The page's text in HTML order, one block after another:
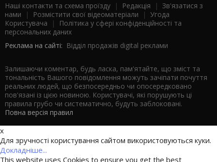
Наші контакти та схема проїзду | Редакція | Зв'язатися з
нами | Розмістити свої відеоматеріали | Угода
Користувача |
Політика у сфері конфіденційності та
персональних даних
Реклама на сайті: Відділ продажів digital реклами
Залишаючи коментар, будь ласка, пам'ятайте, що зміст та
тональність Вашого повідомлення можуть зачіпати почуття
реальних людей, що безпосередньо чи опосередковано
пов'язані із цією новиною. Користувачі, які порушують ці
правила грубо чи систематично, будуть заблоковані.
Повна версія правил
x
Для зручності користування сайтом використовуються куки.
Докладніше...
This website uses Cookies to ensure you get the best